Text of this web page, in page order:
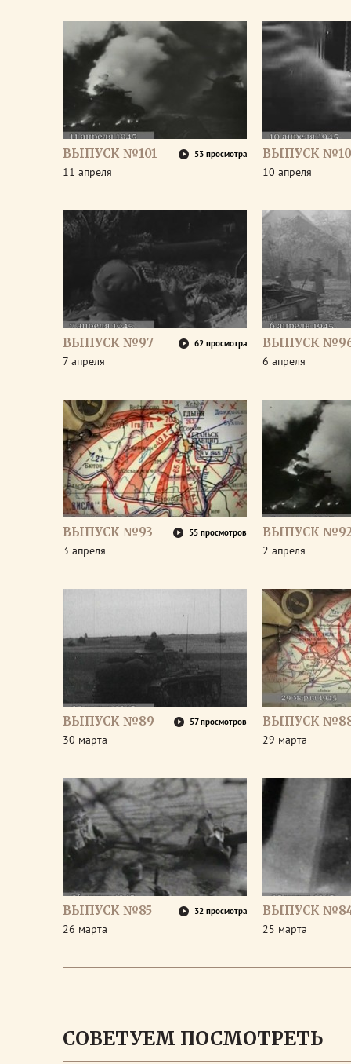
ВЫПУСК №101 53 просмотра
11 апреля
ВЫПУСК
10 апреля
ВЫПУСК №97 62 просмотра
7 апреля
ВЫПУСК
6 апреля
ВЫПУСК №93 55 просмотров
3 апреля
ВЫПУСК
2 апреля
ВЫПУСК №89 57 просмотров
30 марта
ВЫПУСК
29 марта
ВЫПУСК №85 32 просмотра
26 марта
ВЫПУСК
25 марта
СОВЕТУЕМ ПОСМОТРЕТЬ